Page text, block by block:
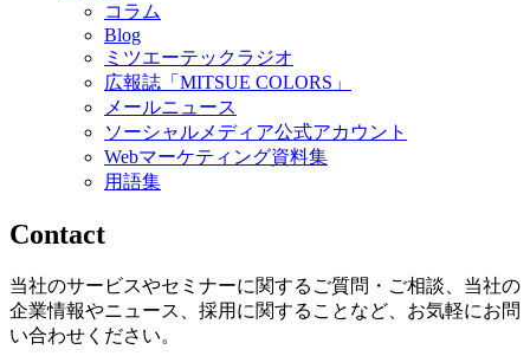
コラム
Blog
ミツエーテックラジオ
広報誌「MITSUE COLORS」
メールニュース
ソーシャルメディア公式アカウント
Webマーケティング資料集
用語集
Contact
当社のサービスやセミナーに関するご質問・ご相談、当社の
企業情報やニュース、採用に関することなど、お気軽にお問
い合わせください。